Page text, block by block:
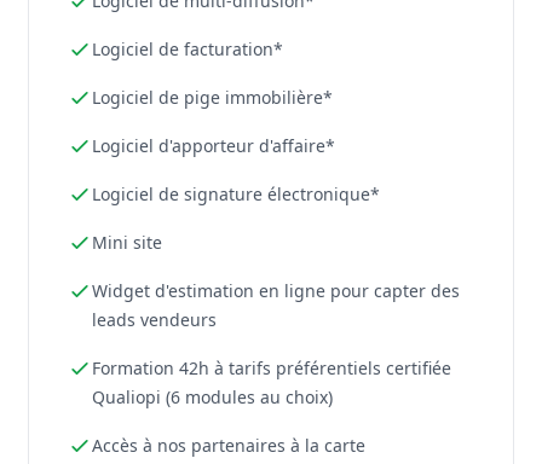
Logiciel de facturation*
Logiciel de pige immobilière*
Logiciel d'apporteur d'affaire*
Logiciel de signature électronique*
Mini site
Widget d'estimation en ligne pour capter des
leads vendeurs
Formation 42h à tarifs préférentiels certifiée
Qualiopi (6 modules au choix)
Accès à nos partenaires à la carte